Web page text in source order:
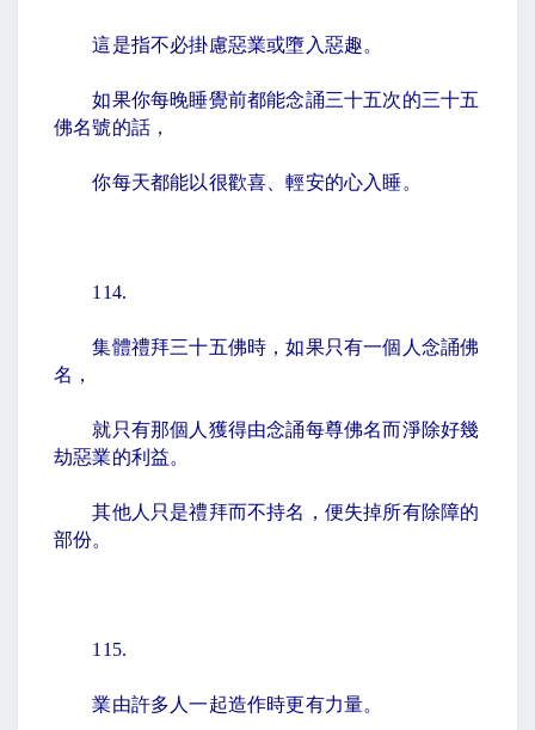
這是指不必掛慮惡業或墮入惡趣。
如果你每晚睡覺前都能念誦三十五次的三十五
佛名號的話，
你每天都能以很歡喜、輕安的心入睡。
114.
集體禮拜三十五佛時，如果只有一個人念誦佛
名，
就只有那個人獲得由念誦每尊佛名而淨除好幾
劫惡業的利益。
其他人只是禮拜而不持名，便失掉所有除障的
部份。
115.
業由許多人一起造作時更有力量。